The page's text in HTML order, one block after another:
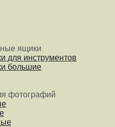
ящики
для инструментов
большие
фотографий